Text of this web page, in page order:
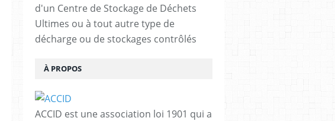
d'un Centre de Stockage de Déchets
Ultimes ou à tout autre type de
décharge ou de stockages contrôlés
À PROPOS
ACCID est une association loi 1901 qui a